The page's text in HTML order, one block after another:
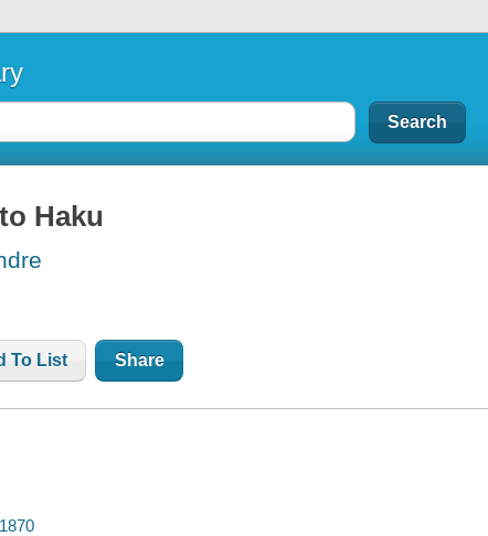
Haku
To List Share